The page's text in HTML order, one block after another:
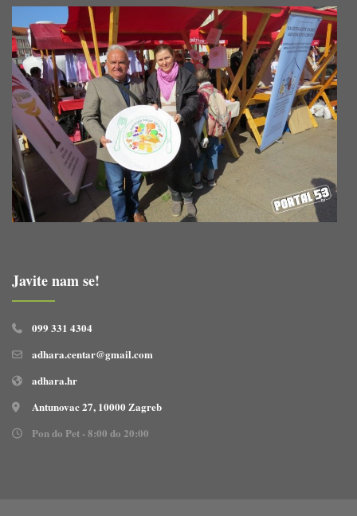
Javite nam se!
099 331 4304
adhara.centar@gmail.com
adhara.hr
Antunovac 27, 10000 Zagreb
Pon do Pet - 8:00 do 20:00